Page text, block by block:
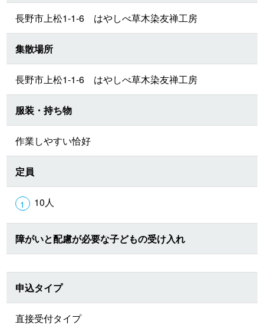
長野市上松1-1-6 はやしべ草木染友禅工房
集散場所
長野市上松1-1-6 はやしべ草木染友禅工房
服装・持ち物
作業しやすい恰好
定員
10人
障がいと配慮が必要な子どもの受け入れ
申込タイプ
直接受付タイプ